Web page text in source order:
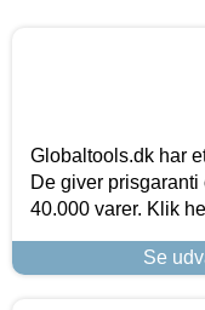
Globaltools.dk har
De giver
40.000 varer. Klik
Se